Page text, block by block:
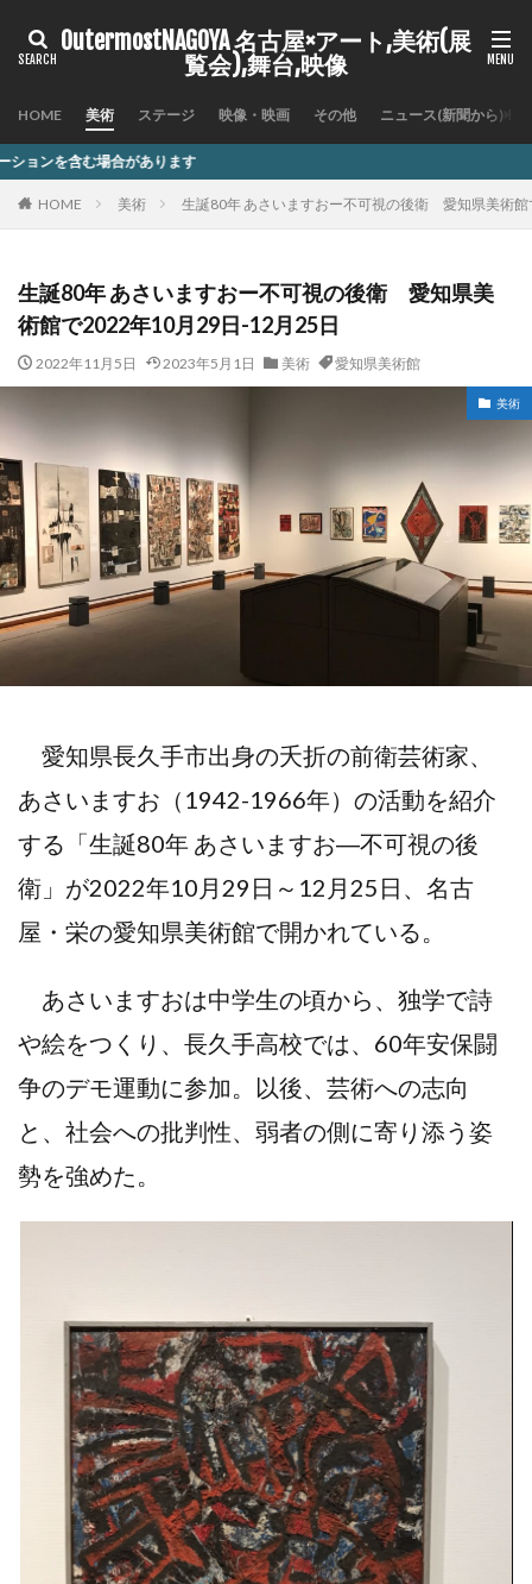
OutermostNAGOYA 名古屋×アート,美術(展
覧会),舞台,映像
HOME 美術 ステージ 映像・映画 その他 ニュース(新聞から)
す
HOME 美術 生誕80年 あさいますおー不可視の後衛 愛知県美術
生誕80年 あさいますおー不可視の後衛 愛知県美
術館で2022年10月29日-12月25日
2022年11月5日 2023年5月1日 美術 愛知県美術館
美術
愛知県長久手市出身の夭折の前衛芸術家、
あさいますお（1942-1966年）の活動を紹介
する「生誕80年 あさいますお―不可視の後
衛」が2022年10月29日～12月25日、名古
屋・栄の愛知県美術館で開かれている。
あさいますおは中学生の頃から、独学で詩
や絵をつくり、長久手高校では、60年安保闘
争のデモ運動に参加。以後、芸術への志向
と、社会への批判性、弱者の側に寄り添う姿
勢を強めた。